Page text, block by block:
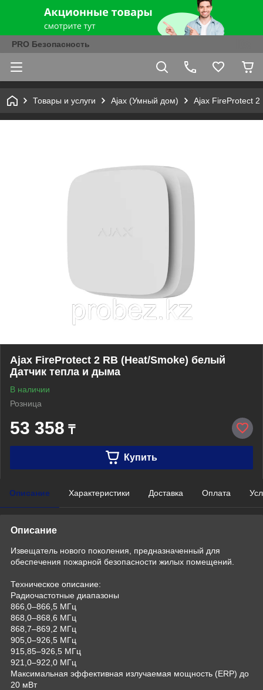
PRO Безопасность
Товары и услуги Ajax (Умный дом) Ajax FireProtect
Ajax FireProtect 2 RB (Heat/Smoke) белый
Датчик тепла и дыма
В наличии
Розница
53 358 ₸
Купить
Описание Характеристики Доставка Оплата
Описание
Извещатель нового поколения, предназначенный для
обеспечения пожарной безопасности жилых помещений.
Техническое описание:
Радиочастотные диапазоны
866,0–866,5 МГц
868,0–868,6 МГц
868,7–869,2 МГц
905,0–926,5 МГц
915,85–926,5 МГц
921,0–922,0 МГц
Максимальная эффективная излучаемая мощность (ERP) до
20 мВт